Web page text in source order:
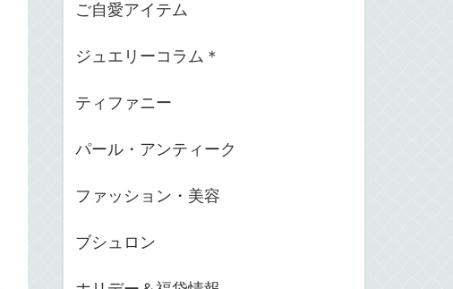
ご自愛アイテム
ジュエリーコラム＊
ティファニー
パール・アンティーク
ファッション・美容
ブシュロン